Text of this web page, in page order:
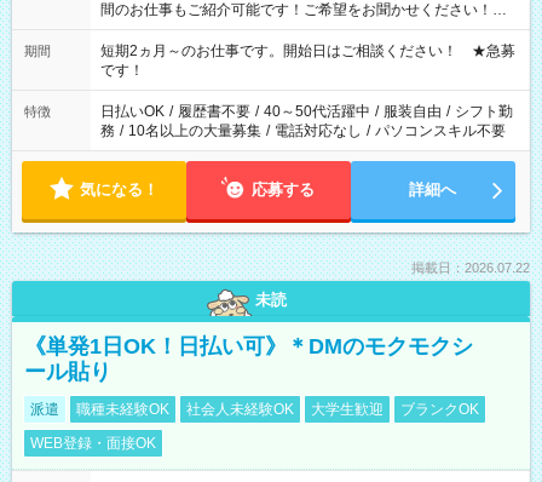
間のお仕事もご紹介可能です！ご希望をお聞かせください！★
家庭の都合でお休みが必要な場合も遠慮なくご相談ください。
※週最低15時間以上の勤務が必要です
期間
短期2ヵ月～のお仕事です。開始日はご相談ください！ ★急募
です！
特徴 日払いOK / 履歴書不要 / 40～50代活躍中 / 服装自由 / シフト勤
務 / 10名以上の大量募集 / 電話対応なし / パソコンスキル不要
気になる！ 応募する 詳細へ
掲載日：2026.07.22
未読
《単発1日OK！日払い可》＊DMのモクモクシ
ール貼り
派遣 職種未経験OK 社会人未経験OK 大学生歓迎
ブランクOK
WEB登録・面接OK